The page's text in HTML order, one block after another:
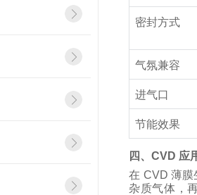
密封方式
气氛兼容
进气口
节能效果
四、CVD 应
在 CVD 薄膜
杂质气体，